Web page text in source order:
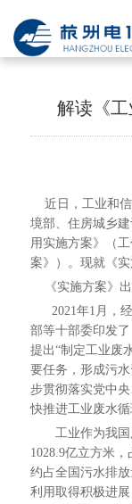
解读《工
近日，工业和信
境部、住房城乡
用实施方案》（
案》）。现就《
《实施方案》出
2021年1月，经
部等十部委印发
提出“制定工业废
要任务，形成污
步贯彻落实党中
快推进工业废水循
工业作为我国
1028.9亿立方米
约占全国污水排
利用取得积极进